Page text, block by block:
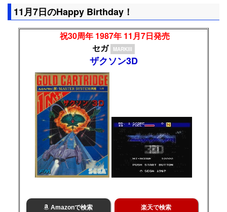
11月7日のHappy Birthday！
祝30周年 1987年 11月7日発売
セガ
MARKIII
ザクソン3D
Amazonで検索 楽天で検索